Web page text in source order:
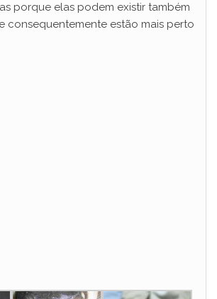
porque elas podem existir também
consequentemente estão mais perto